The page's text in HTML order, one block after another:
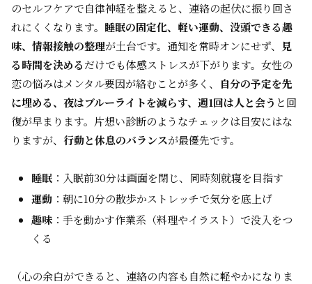
のセルフケアで自律神経を整えると、連絡の起伏に振り回さ
れにくくなります。 睡眠の固定化、軽い運動、没頭できる趣
味、情報接触の整理が土台です。通知を常時オンにせず、
見
る時間を決めるだけでも体感ストレスが下がります。女性の
恋の悩みはメンタル要因が絡むことが多く、
自分の予定を先
に埋める、夜はブルーライトを減らす、週1回は人と会う と回
復が早まります。片想い診断のようなチェックは目安にはな
りますが、 行動と休息のバランスが最優先です。
睡眠 ：入眠前30分は画面を閉じ、同時刻就寝を目指す
運動 ：朝に10分の散歩かストレッチで気分を底上げ
趣味 ：手を動かす作業系（料理やイラスト）で没入をつ
くる
（心の余白ができると、連絡の内容も自然に軽やかになりま